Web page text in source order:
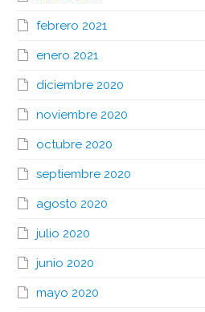
febrero 2021
enero 2021
diciembre 2020
noviembre 2020
octubre 2020
septiembre 2020
agosto 2020
julio 2020
junio 2020
mayo 2020